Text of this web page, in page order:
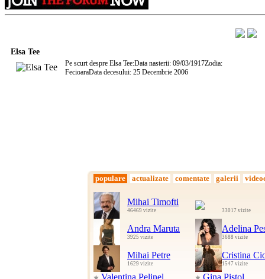
Elsa Tee
Pe scurt despre Elsa Tee:Data nasterii: 09/03/1917Zodia:
FecioaraData decesului: 25 Decembrie 2006
populare actualizate comentate galerii
Mihai Timofti
46469 vizite 33017 vizite
Andra Maruta
3925 vizite
Adelina
3688 vizite
Mihai Petre
1629 vizite
Cristina
1547 vizite
Valentina Pelinel
Gina Pistol